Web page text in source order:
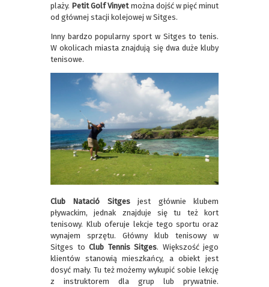
plaży. Petit Golf Vinyetmożna dojść w pięć minut
od głównej stacji kolejowej w Sitges.
Inny bardzo popularny sport w Sitges to tenis.
W okolicach miasta znajdują się dwa duże kluby
tenisowe.
Club Natació Sitgesjest głównie klubem
pływackim, jednak znajduje się tu też kort
tenisowy. Klub oferuje lekcje tego sportu oraz
wynajem sprzętu. Główny klub tenisowy w
Sitges to Club Tennis Sitges. Większość jego
klientów stanowią mieszkańcy, a obiekt jest
dosyć mały. Tu też możemy wykupić sobie lekcję
z instruktorem dla grup lub prywatnie.